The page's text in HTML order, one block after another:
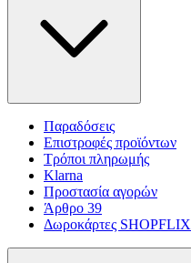
Παραδόσεις
Επιστροφές προϊόντων
Τρόποι πληρωμής
Klarna
Προστασία αγορών
Άρθρο 39
Δωροκάρτες SHOPFLIX